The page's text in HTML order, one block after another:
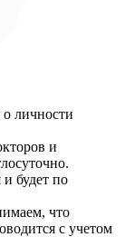
личности
и
будет по
что
с учетом